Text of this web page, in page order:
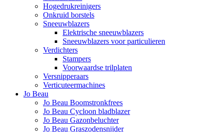
Hogedrukreinigers
Onkruid borstels
Sneeuwblazers
Elektrische sneeuwblazers
Sneeuwblazers voor particulieren
Verdichters
Stampers
Voorwaardse trilplaten
Versnipperaars
Verticuteermachines
Jo Beau
Jo Beau Boomstronkfrees
Jo Beau Cycloon bladblazer
Jo Beau Gazonbeluchter
Jo Beau Graszodensnijder